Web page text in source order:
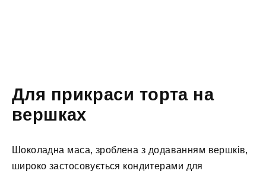
Для прикраси торта на
вершках
Шоколадна маса, зроблена з додаванням вершків,
широко застосовується кондитерами для